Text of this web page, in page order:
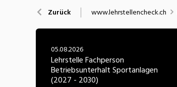
Nahrung
Wirtschaft/Verwaltung
Zurück www.lehrstellencheck.ch
05.08.2026
Lehrstelle Fachperson
Betriebsunterhalt Sportanlagen
(2027 - 2030)